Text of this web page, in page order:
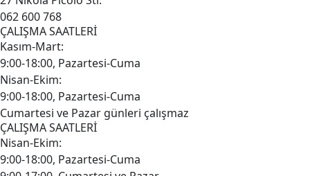
062 600 768
ÇALIŞMA SAATLERİ
Kasım-Mart:
9:00-18:00, Pazartesi-Cuma
Nisan-Ekim:
9:00-18:00, Pazartesi-Cuma
Cumartesi ve Pazar günleri çalışmaz
ÇALIŞMA SAATLERİ
Nisan-Ekim:
9:00-18:00, Pazartesi-Cuma